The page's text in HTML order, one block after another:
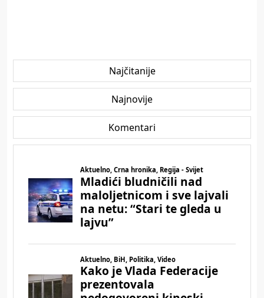
Najčitanije
Najnovije
Komentari